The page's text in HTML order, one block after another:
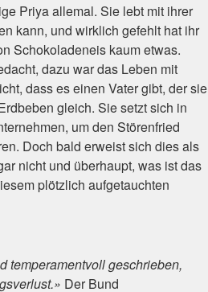
Priya allemal. Sie lebt mit ihrer
kann, und wirklich gefehlt hat ihr
Schokoladeneis kaum etwas.
dazu war das Leben mit
dass es einen Vater gibt, der sie
gleich. Sie setzt sich in
um den Störenfried
Doch bald erweist sich dies als
nicht und überhaupt, was ist das
plötzlich aufgetauchten
temperamentvoll geschrieben,
Der Bund